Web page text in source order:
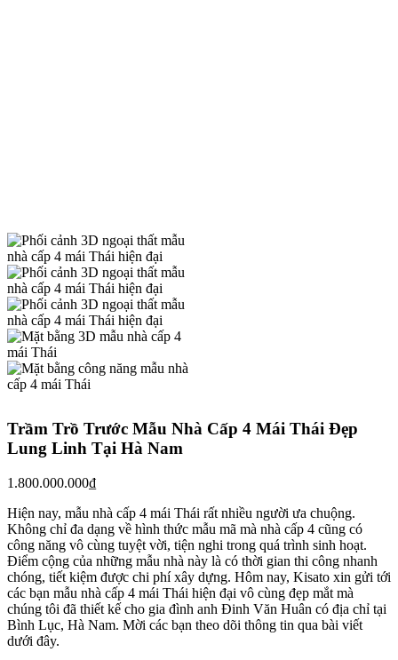
Trầm Trồ Trước Mẫu Nhà Cấp 4 Mái Thái Đẹp
Lung Linh Tại Hà Nam
1.800.000.000₫
Hiện nay, mẫu nhà cấp 4 mái Thái rất nhiều người ưa chuộng.
Không chỉ đa dạng về hình thức mẫu mã mà nhà cấp 4 cũng có
công năng vô cùng tuyệt vời, tiện nghi trong quá trình sinh hoạt.
Điểm cộng của những mẫu nhà này là có thời gian thi công nhanh
chóng, tiết kiệm được chi phí xây dựng. Hôm nay, Kisato xin gửi tới
các bạn mẫu nhà cấp 4 mái Thái hiện đại vô cùng đẹp mắt mà
chúng tôi đã thiết kế cho gia đình anh Đinh Văn Huân có địa chỉ tại
Bình Lục, Hà Nam. Mời các bạn theo dõi thông tin qua bài viết
dưới đây.